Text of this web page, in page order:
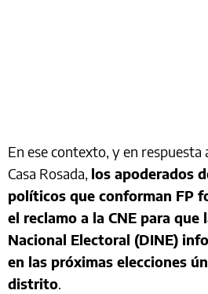
En ese contexto, y en respuesta
Casa Rosada, los apoderados
políticos que conforman FP
el reclamo a la CNE para que
Nacional Electoral (DINE)
en las próximas elecciones
distrito.